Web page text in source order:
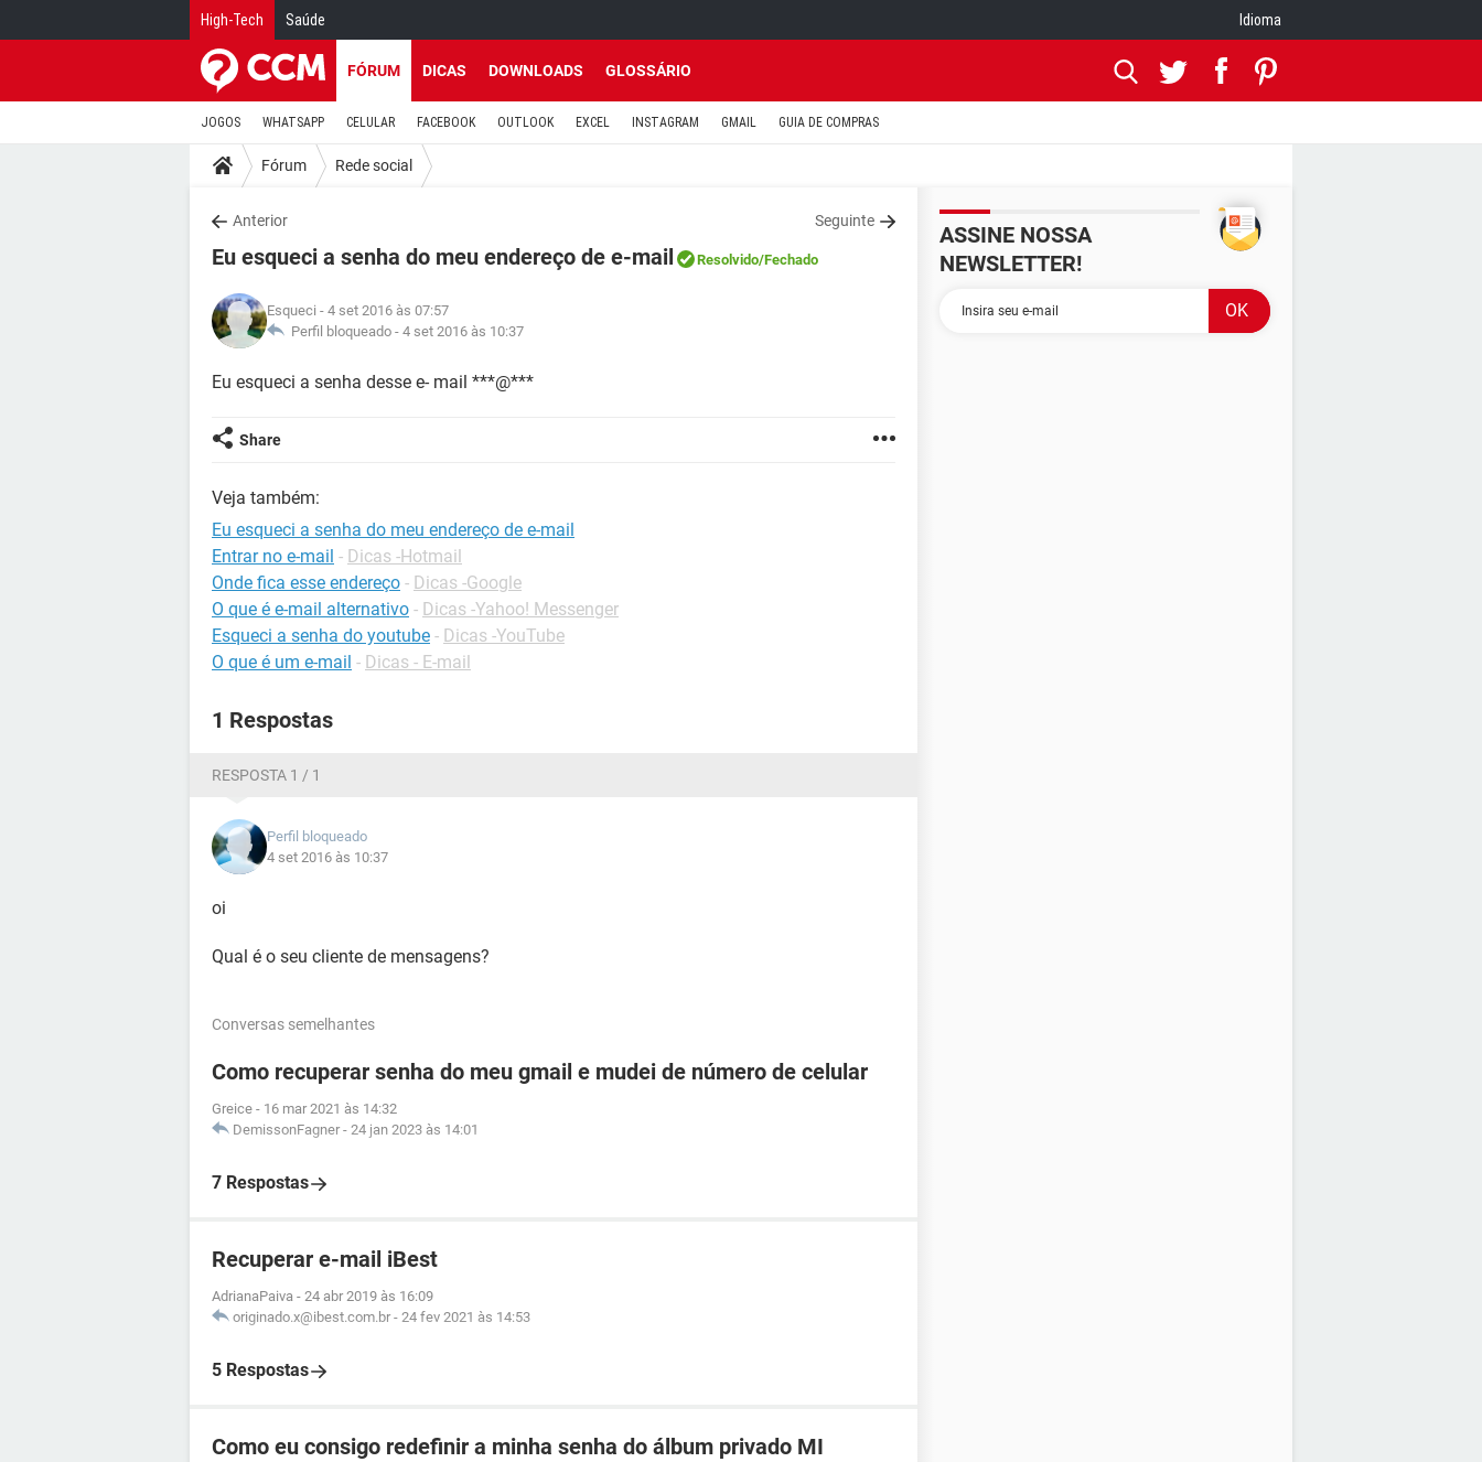
High-Tech Saúde Idioma
FÓRUM DICAS DOWNLOADS GLOSSÁRIO
JOGOS WHATSAPP CELULAR FACEBOOK OUTLOOK EXCEL INSTAGRAM GMAIL GUIA DE COMPRAS
Fórum Rede social
Anterior Seguinte
Eu esqueci a senha do meu endereço de e-mail Resolvido/Fechado
Esqueci - 4 set 2016 às 07:57
Perfil bloqueado - 4 set 2016 às 10:37
Eu esqueci a senha desse e- mail ***@***
Share
Veja também:
Eu esqueci a senha do meu endereço de e-mail
Entrar no e-mail - Dicas -Hotmail
Onde fica esse endereço - Dicas -Google
O que é e-mail alternativo - Dicas -Yahoo! Messenger
Esqueci a senha do youtube - Dicas -YouTube
O que é um e-mail - Dicas - E-mail
1 Respostas
RESPOSTA 1 / 1
Perfil bloqueado
4 set 2016 às 10:37
oi
Qual é o seu cliente de mensagens?
Conversas semelhantes
Como recuperar senha do meu gmail e mudei de número de celular
Greice - 16 mar 2021 às 14:32
DemissonFagner - 24 jan 2023 às 14:01
7 Respostas
Recuperar e-mail iBest
AdrianaPaiva - 24 abr 2019 às 16:09
originado.x@ibest.com.br - 24 fev 2021 às 14:53
5 Respostas
Como eu consigo redefinir a minha senha do álbum privado MI
ASSINE NOSSA
NEWSLETTER!